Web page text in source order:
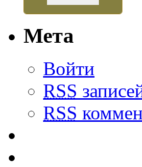
Мета
Войти
RSS
RSS